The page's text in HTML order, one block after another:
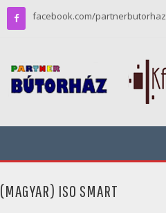
facebook.com/partnerbutorhaz
(MAGYAR) ISO SMART